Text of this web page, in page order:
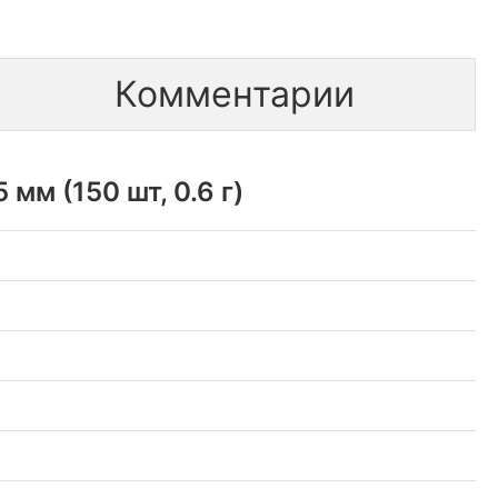
Комментарии
мм (150 шт, 0.6 г)